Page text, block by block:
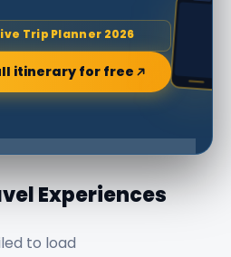
Trip Planner 2026
itinerary for free
Experiences
to load